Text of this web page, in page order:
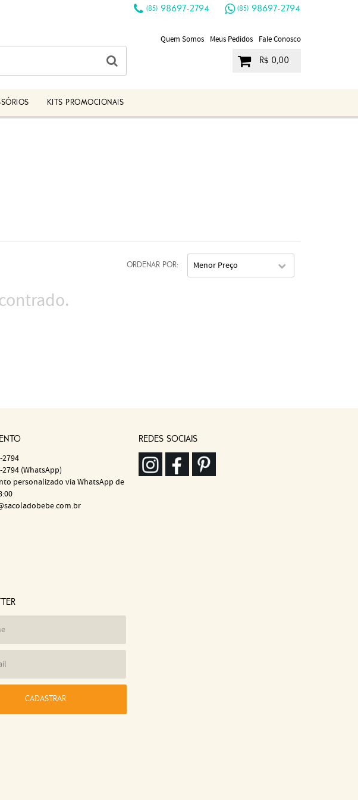
(85) 98697-2794 (85) 98697-2794
Quem Somos Meus Pedidos Fale Conosco
R$ 0,00
KITS PROMOCIONAIS
ORDENAR POR Menor Preço
2794
2794 (WhatsApp)
personalizado via WhatsApp de
REDES SOCIAIS
CADASTRAR